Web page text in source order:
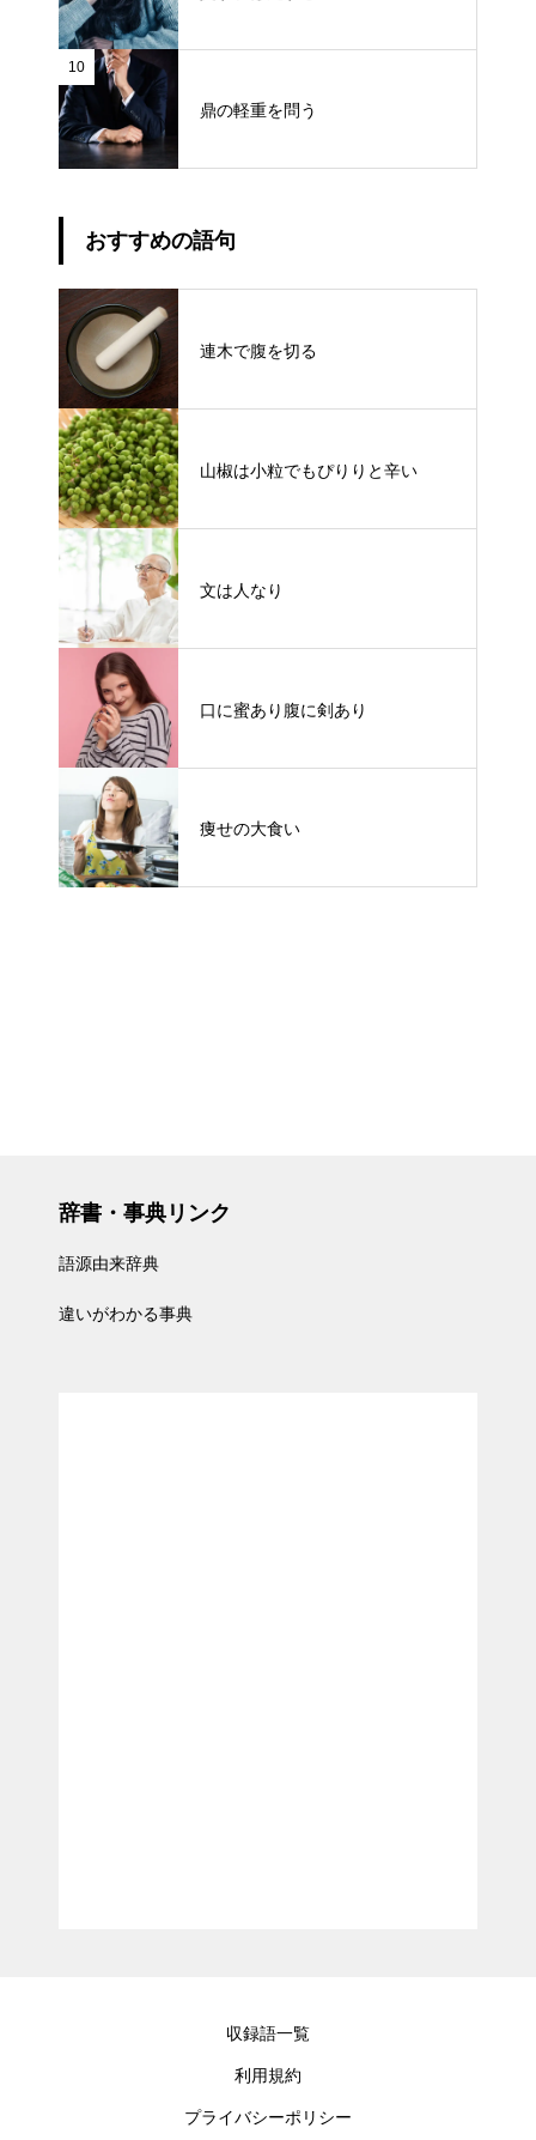
10
鼎の軽重を問う
おすすめの語句
連木で腹を切る
山椒は小粒でもぴりりと辛い
文は人なり
口に蜜あり腹に剣あり
痩せの大食い
辞書・事典リンク
語源由来辞典
違いがわかる事典
収録語一覧
利用規約
プライバシーポリシー